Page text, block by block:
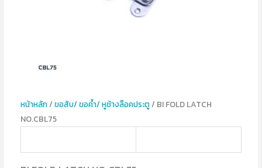
หน้าหลัก/ ขอสับ/ ขอค้ำ/ หูช้างล็อคประตู/ BI FOLD LATCH
NO.CBL75